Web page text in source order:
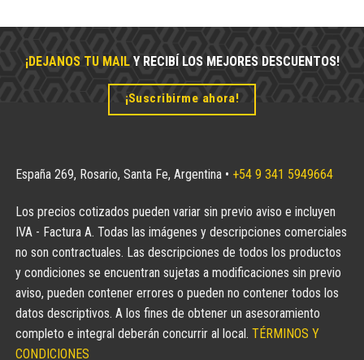
¡DEJANOS TU MAILY RECIBÍ LOS MEJORES DESCUENTOS!
¡Suscribirme ahora!
España 269, Rosario, Santa Fe, Argentina • +54 9 341 5949664
Los precios cotizados pueden variar sin previo aviso e incluyen
IVA - Factura A. Todas las imágenes y descripciones comerciales
no son contractuales. Las descripciones de todos los productos
y condiciones se encuentran sujetas a modificaciones sin previo
aviso, pueden contener errores o pueden no contener todos los
datos descriptivos. A los fines de obtener un asesoramiento
completo e integral deberán concurrir al local. TÉRMINOS Y
CONDICIONES